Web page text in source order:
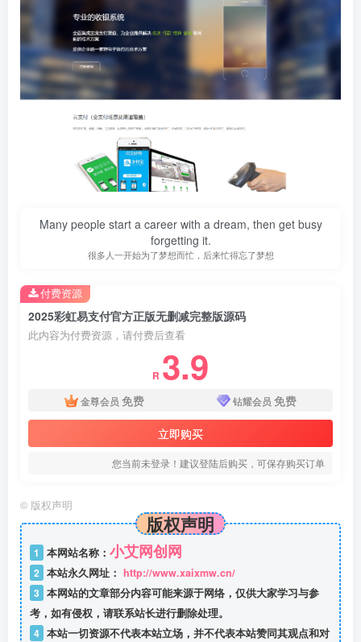
Many people start a career with a dream, then get busy
forgetting it.
很多人一开始为了梦想而忙，后来忙得忘了梦想
2025彩虹易支付官方正版无删减完整版源码
此内容为付费资源，请付费后查看
R 3.9
金尊会员 免费 钻耀会员 免费
立即购买
您当前未登录！建议登陆后购买，可保存购买订单
付费资源
© 版权声明
版权声明
1 本网站名称： 小艾网创网
2 本站永久网址： http://www.xaixmw.cn/
3 本网站的文章部分内容可能来源于网络，仅供大家学习与参
考，如有侵权，请联系站长进行删除处理。
4 本站一切资源不代表本站立场，并不代表本站赞同其观点和对